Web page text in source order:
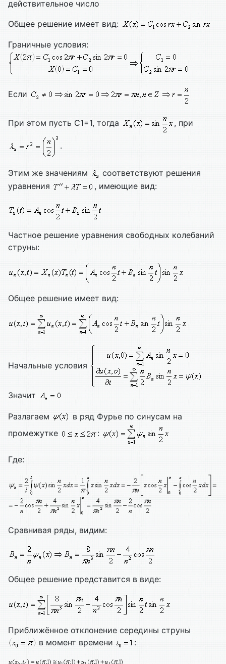
действительное число
Общее решение имеет вид:
Граничные условия:
Если
При этом пусть С1=1, тогда , при
.
Этим же значениям
соответствуют решения
уравнения
, имеющие вид:
Частное решение уравнения свободных колебаний
струны:
Общее решение имеет вид:
Начальные условия
Значит
Разлагаем
в ряд Фурье по синусам на
промежутке
:
Где:
Сравнивая ряды, видим:
Общее решение представится в виде:
Приближённое отклонение середины струны
в момент времени
: